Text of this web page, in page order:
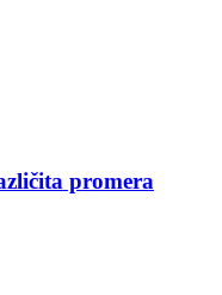
promera